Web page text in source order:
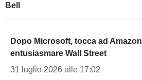
Bell
Dopo Microsoft, tocca ad Amazon
entusiasmare Wall Street
31 luglio 2026 alle 17:02